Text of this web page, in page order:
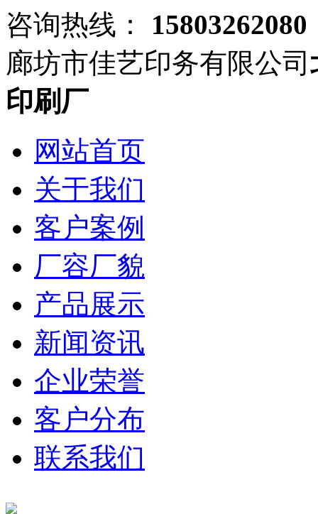
咨询热线：
15803262080
廊坊市佳艺印务有限公司
印刷厂
网站首页
关于我们
客户案例
厂容厂貌
产品展示
新闻资讯
企业荣誉
客户分布
联系我们